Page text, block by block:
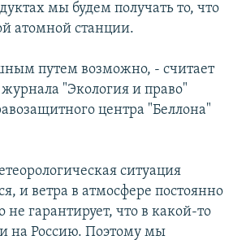
мы будем получать то, что
атомной станции.
путем возможно, - считает
"Экология и право"
центра "Беллона"
ситуация
и ветра в атмосфере постоянно
гарантирует, что в какой-то
на Россию. Поэтому мы